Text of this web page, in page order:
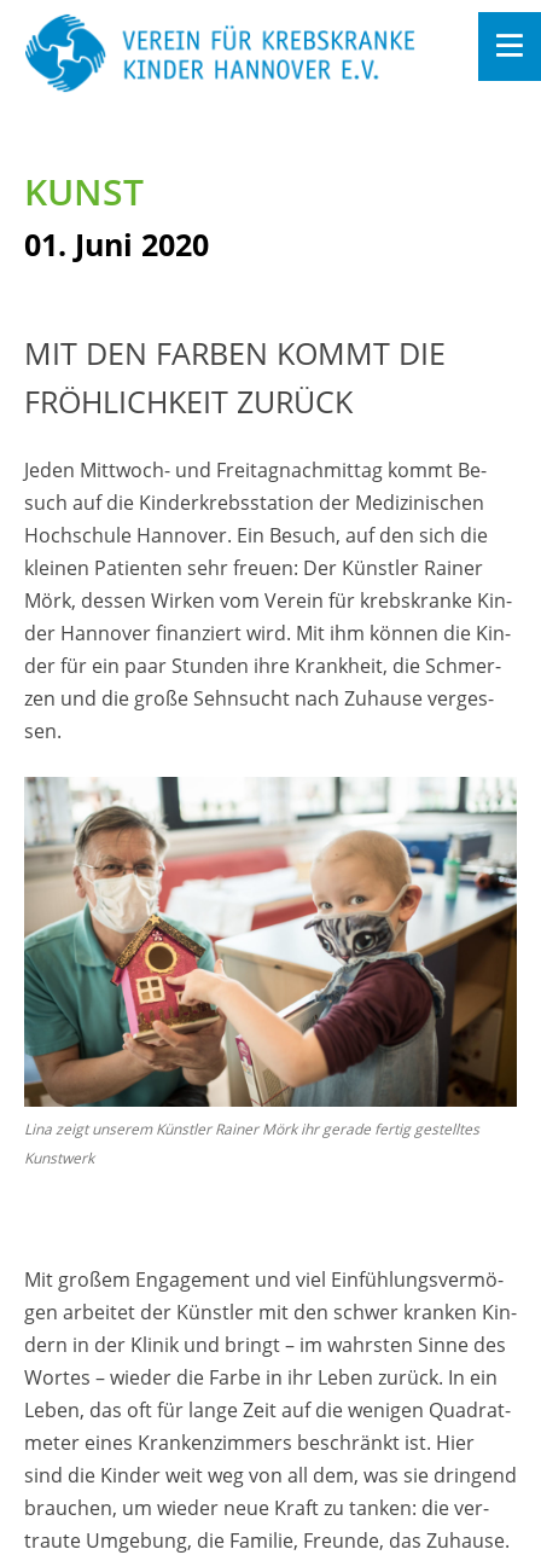
KUNST
01. Juni 2020
MIT DEN FAR­BEN KOMMT DIE
FRÖH­LICH­KEIT ZU­RÜCK
Jeden Mitt­woch- und Frei­tag­nach­mit­tag kommt Be­
such auf die Kin­der­krebs­sta­ti­on der Me­di­zi­ni­schen
Hoch­schu­le Han­no­ver. Ein Be­such, auf den sich die
klei­nen Pa­ti­en­ten sehr freu­en: Der Künst­ler Rai­ner
Mörk, des­sen Wir­ken vom Ver­ein für krebs­kran­ke Kin­
der Han­no­ver fi­nan­ziert wird. Mit ihm kön­nen die Kin­
der für ein paar Stun­den ihre Krank­heit, die Schmer­
zen und die große Sehn­sucht nach Zu­hau­se ver­ges­
sen.
Lina zeigt un­se­rem Künst­ler Rai­ner Mörk ihr ge­ra­de fer­tig ge­stell­tes
Kunst­werk
Mit gro­ßem En­ga­ge­ment und viel Ein­füh­lungs­ver­mö­
gen ar­bei­tet der Künst­ler mit den schwer kran­ken Kin­
dern in der Kli­nik und bringt – im wahrs­ten Sinne des
Wor­tes – wie­der die Farbe in ihr Leben zu­rück. In ein
Leben, das oft für lange Zeit auf die we­ni­gen Qua­drat­
me­ter eines Kran­ken­zim­mers be­schränkt ist. Hier
sind die Kin­der weit weg von all dem, was sie drin­gend
brau­chen, um wie­der neue Kraft zu tan­ken: die ver­
trau­te Um­ge­bung, die Fa­mi­lie, Freun­de, das Zu­hau­se.